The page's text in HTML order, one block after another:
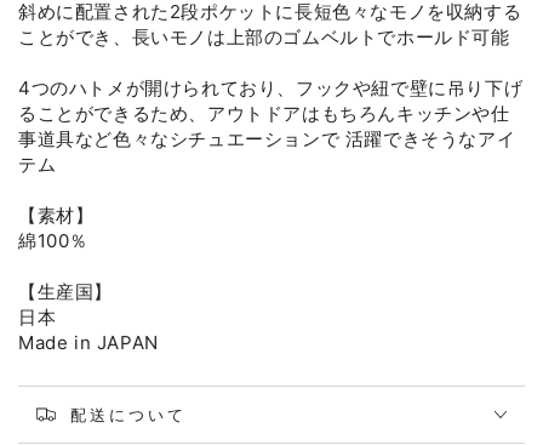
斜めに配置された2段ポケットに長短色々なモノを収納する
ことができ、長いモノは上部のゴムベルトでホールド可能
4つのハトメが開けられており、フックや紐で壁に吊り下げ
ることができるため、アウトドアはもちろんキッチンや仕
事道具など色々なシチュエーションで 活躍できそうなアイ
テム
【素材】
綿100％
【生産国】
日本
Made in JAPAN
配送について